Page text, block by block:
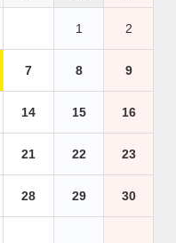
1 2
7 8 9
14 15 16
21 22 23
28 29 30